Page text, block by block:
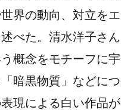
界の動向、対立をエ
べた。清水洋子さん
概念をモチーフに宇
暗黒物質」などにつ
現による白い作品が